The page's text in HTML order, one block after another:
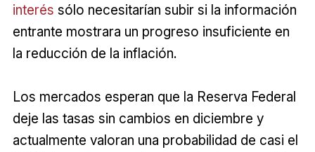
interés sólo necesitarían subir si la información
entrante mostrara un progreso insuficiente en
la reducción de la inflación.
Los mercados esperan que la Reserva Federal
deje las tasas sin cambios en diciembre y
actualmente valoran una probabilidad de casi el